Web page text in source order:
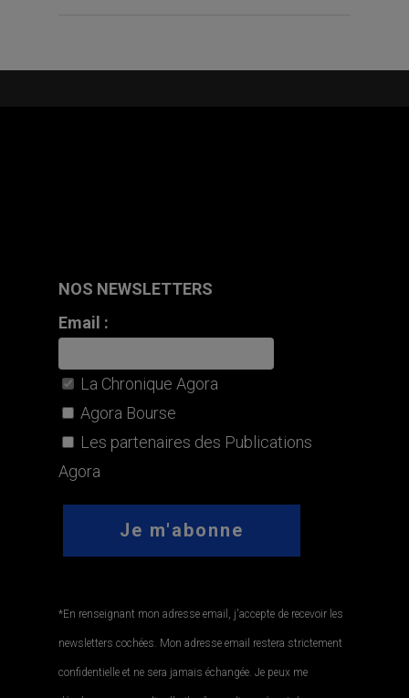
NOS NEWSLETTERS
Email :
La Chronique Agora
Agora Bourse
Les partenaires des Publications
Agora
*En renseignant mon adresse email, j'accepte de recevoir les
newsletters cochées. Mon adresse email restera strictement
confidentielle et ne sera jamais échangée. Je peux me